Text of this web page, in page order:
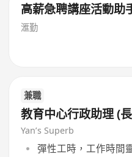
高薪急聘講座活動助
滙勤
兼職
教育中心行政助理 (
Yan’s Superb
彈性工時，工作時間